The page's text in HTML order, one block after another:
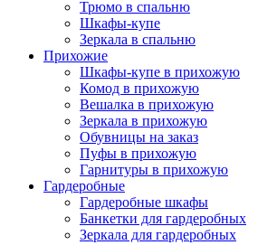
Трюмо в спальню
Шкафы-купе
Зеркала в спальню
Прихожие
Шкафы-купе в прихожую
Комод в прихожую
Вешалка в прихожую
Зеркала в прихожую
Обувницы на заказ
Пуфы в прихожую
Гарнитуры в прихожую
Гардеробные
Гардеробные шкафы
Банкетки для гардеробных
Зеркала для гардеробных